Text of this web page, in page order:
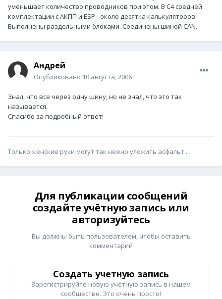
уменьшает количество проводников при этом. В С4 средней
комплектации с АКПП и ESP - около десятка калькуляторов.
Выполнены раздельными блоками. Соединены шиной CAN.
Андрей
Опубликовано 10 августа, 2006
Знал, что все через одну шину, но не знал, что это так
называется.
Спасибо за подробный ответ!
Только женские руки могут так нежно уложить асфальт...
Для публикации сообщений
создайте учётную запись или
авторизуйтесь
Вы должны быть пользователем, чтобы оставить
комментарий
Создать учетную запись
Зарегистрируйте новую учётную запись в нашем
сообществе. Это очень просто!